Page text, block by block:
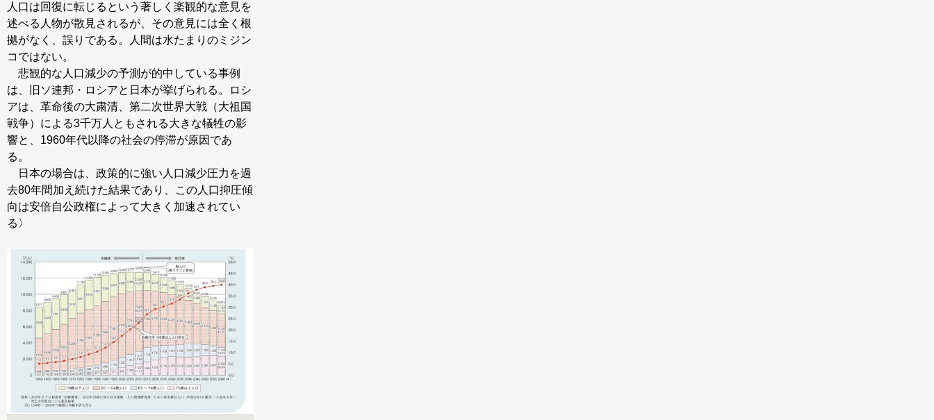
人口は回復に転じるという著しく楽観的な意見を
述べる人物が散見されるが、その意見には全く根
拠がなく、誤りである。人間は水たまりのミジン
コではない。
悲観的な人口減少の予測が的中している事例
は、旧ソ連邦・ロシアと日本が挙げられる。ロシ
アは、革命後の大粛清、第二次世界大戦（大祖国
戦争）による3千万人ともされる大きな犠牲の影
響と、1960年代以降の社会の停滞が原因であ
る。
日本の場合は、政策的に強い人口減少圧力を過
去80年間加え続けた結果であり、この人口抑圧傾
向は安倍自公政権によって大きく加速されてい
る〉